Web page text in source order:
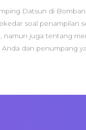
Datsun di
soal penampilan
namun juga tentang
dan penumpang